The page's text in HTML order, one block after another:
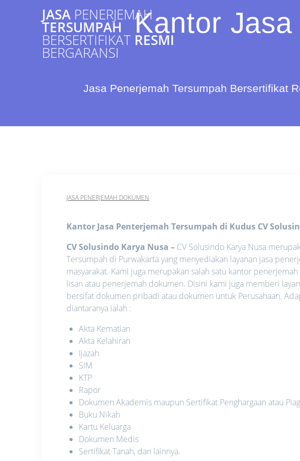
JASA PENERJEMAH
TERSUMPAH
BERSERTIFIKAT RESMI
BERGARANSI
Kantor
Jasa Penerjemah Tersumpah Bersertifikat
JASA PENERJEMAH DOKUMEN
Kantor Jasa Penterjemah Tersumpah di Kudus CV
CV Solusindo Karya Nusa – CV Solusindo Karya Nusa
Tersumpah di Purwakarta yang menyediakan layanan jasa
masyarakat. Kami juga merupakan salah satu kantor
lisan atau penerjemah dokumen. Disini kami juga memberi
bersifat dokumen pribadi atau dokumen untuk Perusahaan.
diantaranya ialah :
Akta Kematian
Akta Kelahiran
Ijazah
SIM
KTP
Rapor
Dokumen Akademis maupun Sertifikat Penghargaan atau
Buku Nikah
Kartu Keluarga
Dokumen Medis
Sertifikat Tanah, dan lainnya.